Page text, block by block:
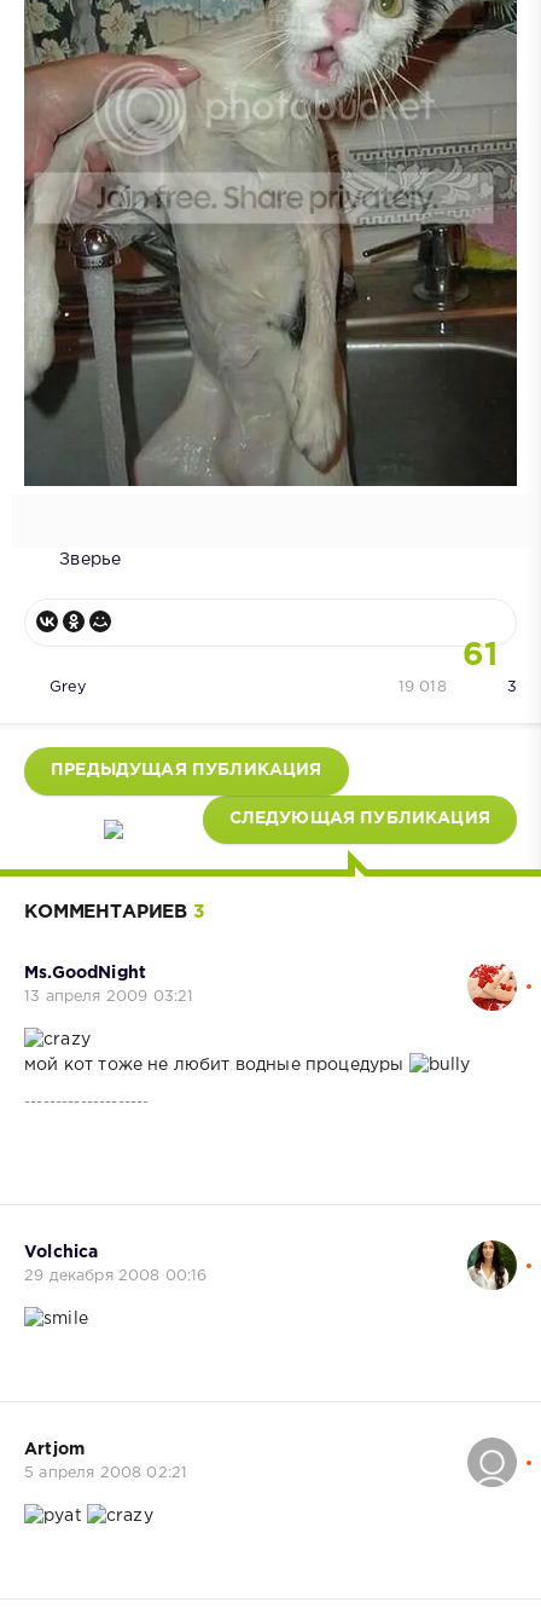
Зверье
61
Grey 3
19 018
ПРЕДЫДУЩАЯ ПУБЛИКАЦИЯ
СЛЕДУЮЩАЯ ПУБЛИКАЦИЯ
КОММЕНТАРИЕВ 3
Ms.GoodNight
13 апреля 2009 03:21
мой кот тоже не любит водные процедуры
--------------------
Volchica
29 декабря 2008 00:16
Artjom
5 апреля 2008 02:21